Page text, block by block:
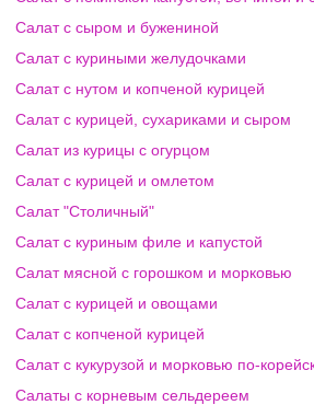
Салат с сыром и бужениной
Салат с куриными желудочками
Салат с нутом и копченой курицей
Салат с курицей, сухариками и сыром
Салат из курицы с огурцом
Салат с курицей и омлетом
Салат "Столичный"
Салат с куриным филе и капустой
Салат мясной с горошком и морковью
Салат с курицей и овощами
Салат с копченой курицей
Салат с кукурузой и морковью по-
Салаты с корневым сельдереем